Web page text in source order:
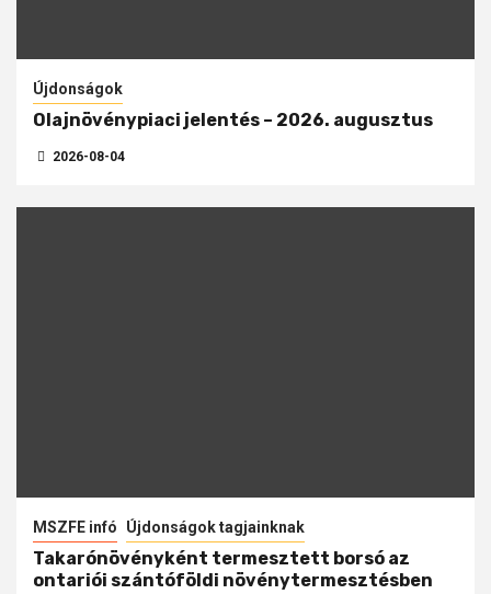
Újdonságok
Olajnövénypiaci jelentés – 2026. augusztus
2026-08-04
MSZFE infó Újdonságok tagjainknak
Takarónövényként termesztett borsó az
ontariói szántóföldi növénytermesztésben